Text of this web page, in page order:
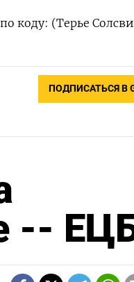
коду: (Терье
ПОДПИСАТЬСЯ В
--